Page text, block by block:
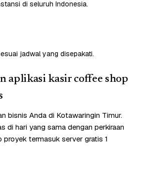
di seluruh Indonesia.
jadwal yang disepakati.
aplikasi kasir coffee shop
bisnis Anda di Kotawaringin Timur.
di hari yang sama dengan perkiraan
termasuk server gratis 1